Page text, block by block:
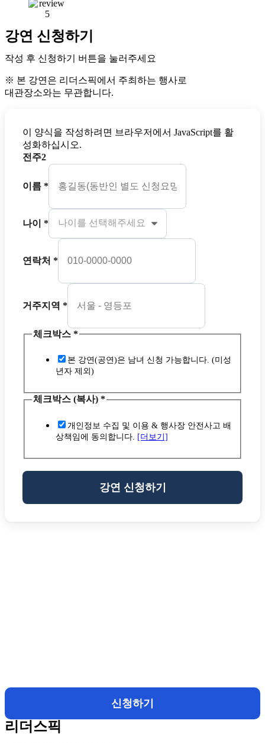
강연 신청하기
작성 후 신청하기 버튼을 눌러주세요
※ 본 강연은 리더스픽에서 주최하는 행사로
대관장소와는 무관합니다.
이 양식을 작성하려면 브라우저에서 JavaScript를 활
성화하십시오.
전주2
이름 *
나이 *
연락처 *
거주지역 *
체크박스 *
본 강연(공연)은 남녀 신청 가능합니다. (미성
년자 제외)
체크박스 (복사) *
개인정보 수집 및 이용 & 행사장 안전사고 배
상책임에 동의합니다. [더보기]
강연 신청하기
신청하기
리더스픽